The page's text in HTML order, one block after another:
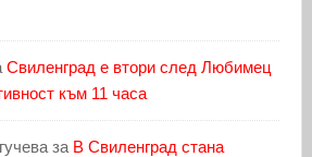
Свиленград е втори след Любимец
към 11 часа
за В Свиленград стана